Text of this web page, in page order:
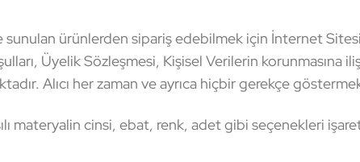
ürünlerden sipariş edebilmek için İnternet
Üyelik Sözleşmesi, Kişisel Verilerin
Alıcı her zaman ve ayrıca hiçbir gerekçe
materyalin cinsi, ebat, renk, adet gibi seçenekleri